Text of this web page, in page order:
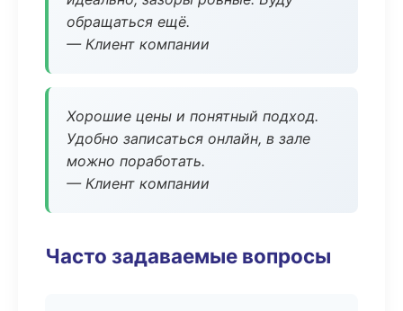
обращаться ещё.
— Клиент компании
Хорошие цены и понятный подход.
Удобно записаться онлайн, в зале
можно поработать.
— Клиент компании
Часто задаваемые вопросы